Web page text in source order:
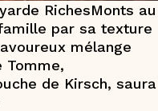
RichesMonts au
par sa texture
mélange
Tomme,
de Kirsch, saura